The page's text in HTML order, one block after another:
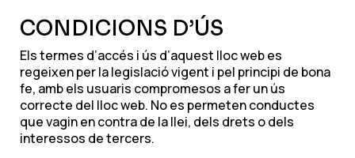
CONDICIONS D’ÚS
Els termes d’accés i ús d’aquest lloc web es
regeixen per la legislació vigent i pel principi de bona
fe, amb els usuaris compromesos a fer un ús
correcte del lloc web. No es permeten conductes
que vagin en contra de la llei, dels drets o dels
interessos de tercers.